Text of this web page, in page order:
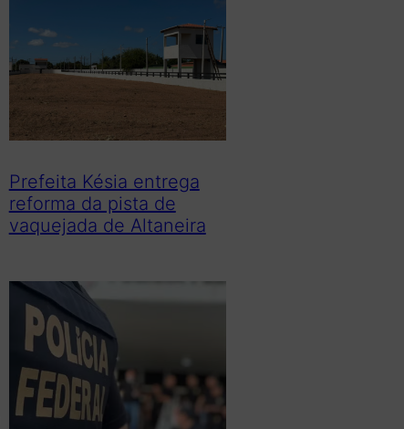
Prefeita Késia entrega
reforma da pista de
vaquejada de Altaneira